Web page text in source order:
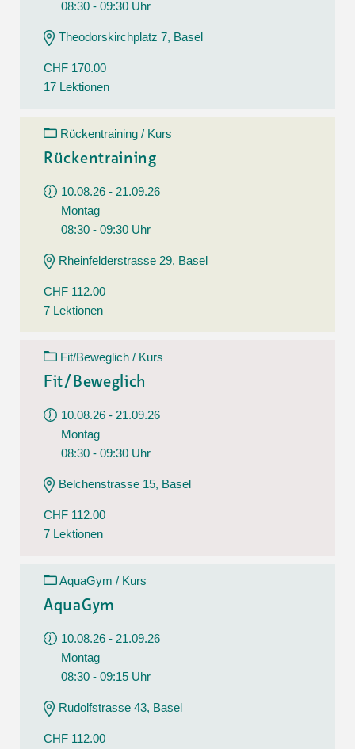
08:30 - 09:30 Uhr
Theodorskirchplatz 7, Basel
CHF 170.00
17 Lektionen
Rückentraining / Kurs
Rückentraining
10.08.26 - 21.09.26
Montag
08:30 - 09:30 Uhr
Rheinfelderstrasse 29, Basel
CHF 112.00
7 Lektionen
Fit/Beweglich / Kurs
Fit/Beweglich
10.08.26 - 21.09.26
Montag
08:30 - 09:30 Uhr
Belchenstrasse 15, Basel
CHF 112.00
7 Lektionen
AquaGym / Kurs
AquaGym
10.08.26 - 21.09.26
Montag
08:30 - 09:15 Uhr
Rudolfstrasse 43, Basel
CHF 112.00